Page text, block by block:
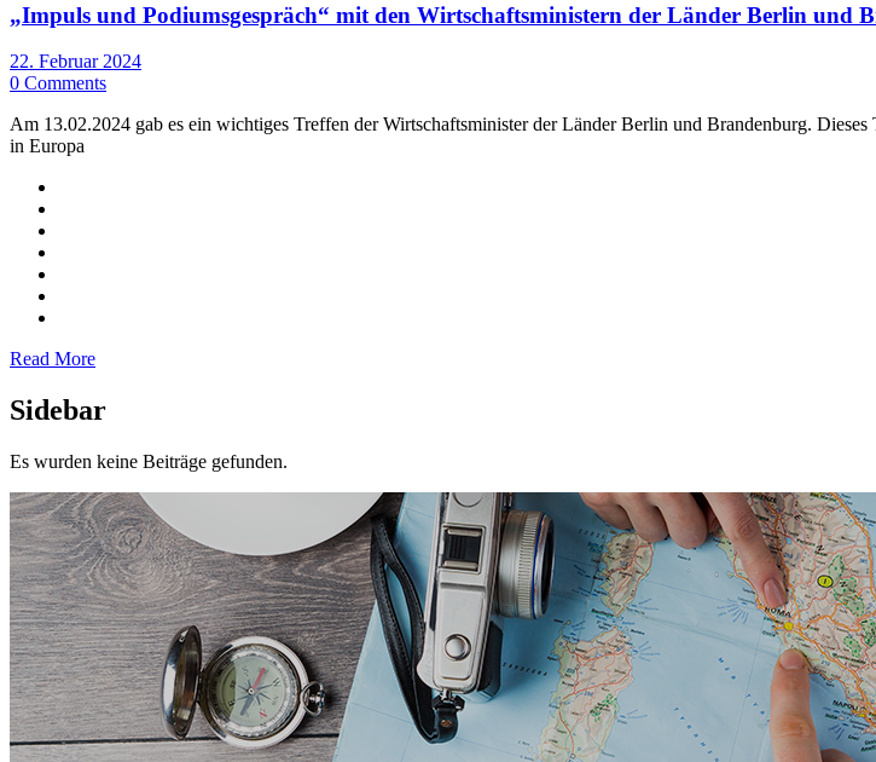
„Impuls und Podiumsgespräch“ mit den Wirtschaftsministern der Länder Berlin und
22. Februar 2024
0 Comments
Am 13.02.2024 gab es ein wichtiges Treffen der Wirtschaftsminister der Länder Berlin und Brandenburg.
in Europa
Read More
Sidebar
Es wurden keine Beiträge gefunden.